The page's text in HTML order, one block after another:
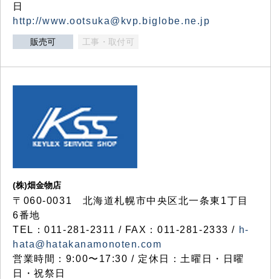
日
http://www.ootsuka@kvp.biglobe.ne.jp
販売可 工事・取付可
(株)畑金物店
〒060-0031 北海道札幌市中央区北一条東1丁目
6番地
TEL：011-281-2311 / FAX：011-281-2333 / h-
hata@hatakanamonoten.com
営業時間：9:00〜17:30 / 定休日：土曜日・日曜
日・祝祭日